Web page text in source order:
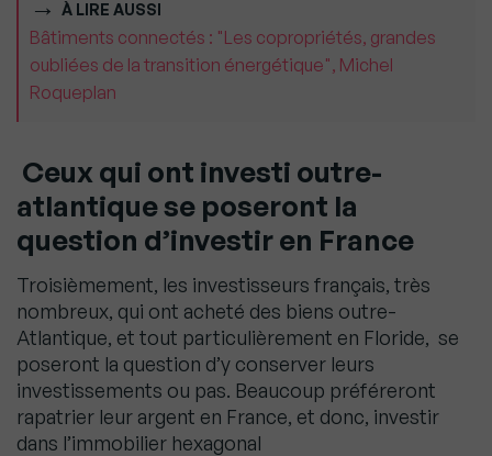
À LIRE AUSSI
Bâtiments connectés : "Les copropriétés, grandes
oubliées de la transition énergétique", Michel
Roqueplan
Ceux qui ont investi outre-
atlantique se poseront la
question d’investir en France
Troisièmement, les investisseurs français, très
nombreux, qui ont acheté des biens outre-
Atlantique, et tout particulièrement en Floride, se
poseront la question d’y conserver leurs
investissements ou pas. Beaucoup préféreront
rapatrier leur argent en France, et donc, investir
dans l’immobilier hexagonal